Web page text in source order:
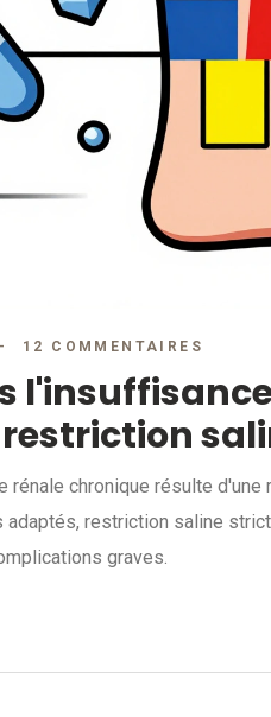
12 COMMENTAIRES
chronique résulte
restriction saline
graves.